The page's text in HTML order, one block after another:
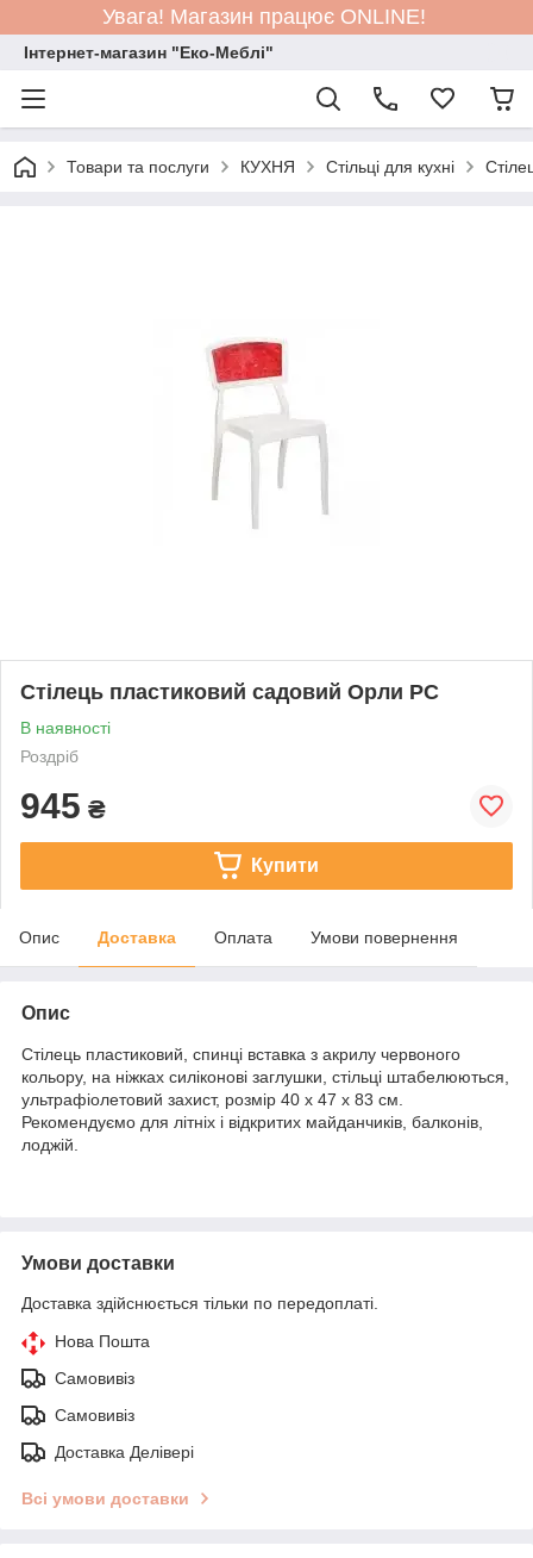
Увага! Магазин працює ONLINE!
Інтернет-магазин "Еко-Меблі"
Товари та послуги КУХНЯ Стільці для кухні
Стілець пластиковий садовий Орли РС
В наявності
Роздріб
945 ₴
Купити
Опис Доставка Оплата Умови повернення
Опис
Стілець пластиковий, спинці вставка з акрилу червоного
кольору, на ніжках силіконові заглушки, стільці штабелюються,
ультрафіолетовий захист, розмір 40 x 47 x 83 см.
Рекомендуємо для літніх і відкритих майданчиків, балконів,
лоджій.
Умови доставки
Доставка здійснюється тільки по передоплаті.
Нова Пошта
Самовивіз
Самовивіз
Доставка Делівері
Всі умови доставки